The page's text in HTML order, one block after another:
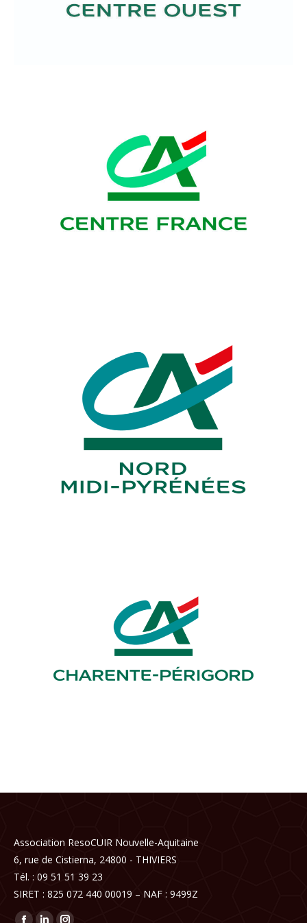
Association ResoCUIR Nouvelle-Aquitaine
6, rue de Cistierna, 24800 - THIVIERS
Tél. : 09 51 51 39 23
SIRET : 825 072 440 00019 – NAF : 9499Z
Trouvez nous sur :